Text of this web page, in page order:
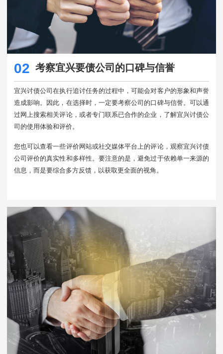
02 考察宜兴要债公司的口碑与信誉
宜兴讨债公司在执行追讨任务的过程中，可能会对客户的形象和声誉
造成影响。因此，在选择时，一定要考察公司的口碑与信誉。可以通
过网上搜索相关评论，或者专门联系已合作的企业，了解宜兴讨债公
司的使用体验和评价。
您也可以查看一些评价网站或社交媒体平台上的评论，观察宜兴讨债
公司评价的真实性和多样性。要注意的是，避免过于依赖单一来源的
信息，而是要综合多方反馈，以获取更全面的视角。